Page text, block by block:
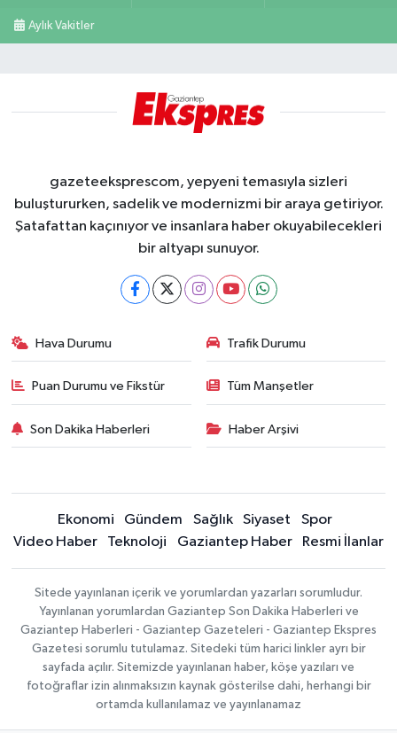
Aylık Vakitler
gazeteeksprescom, yepyeni temasıyla sizleri
buluştururken, sadelik ve modernizmi bir araya getiriyor.
Şatafattan kaçınıyor ve insanlara haber okuyabilecekleri
bir altyapı sunuyor.
Hava Durumu Trafik Durumu
Puan Durumu ve Fikstür Tüm Manşetler
Son Dakika Haberleri Haber Arşivi
Ekonomi Gündem Sağlık Siyaset
Spor
Video Haber
Teknoloji Gaziantep Haber Resmi İlanlar
Sitede yayınlanan içerik ve yorumlardan yazarları sorumludur.
Yayınlanan yorumlardan Gaziantep Son Dakika Haberleri ve
Gaziantep Haberleri - Gaziantep Gazeteleri - Gaziantep Ekspres
Gazetesi sorumlu tutulamaz. Sitedeki tüm harici linkler ayrı bir
sayfada açılır. Sitemizde yayınlanan haber, köşe yazıları ve
fotoğraflar izin alınmaksızın kaynak gösterilse dahi, herhangi bir
ortamda kullanılamaz ve yayınlanamaz